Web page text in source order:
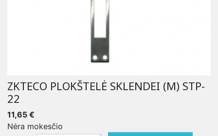
ZKTECO PLOKŠTELĖ SKLENDEI (M) STP-
22
11,65 €
Nėra mokesčio